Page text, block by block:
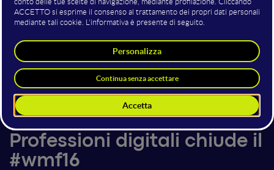
9 luglio 201620:00 - 20:40
Plenaria
L'esibizione teatrale sulle
Professioni digitali chiude il
#wmf16